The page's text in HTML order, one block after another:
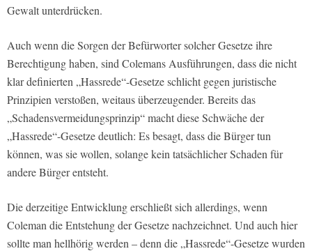
Gewalt unterdrücken.
Auch wenn die Sorgen der Befürworter solcher Gesetze ihre
Berechtigung haben, sind Colemans Ausführungen, dass die nicht
klar definierten „Hassrede“-Gesetze schlicht gegen juristische
Prinzipien verstoßen, weitaus überzeugender. Bereits das
„Schadensvermeidungsprinzip“ macht diese Schwäche der
„Hassrede“-Gesetze deutlich: Es besagt, dass die Bürger tun
können, was sie wollen, solange kein tatsächlicher Schaden für
andere Bürger entsteht.
Die derzeitige Entwicklung erschließt sich allerdings, wenn
Coleman die Entstehung der Gesetze nachzeichnet. Und auch hier
sollte man hellhörig werden – denn die „Hassrede“-Gesetze wurden